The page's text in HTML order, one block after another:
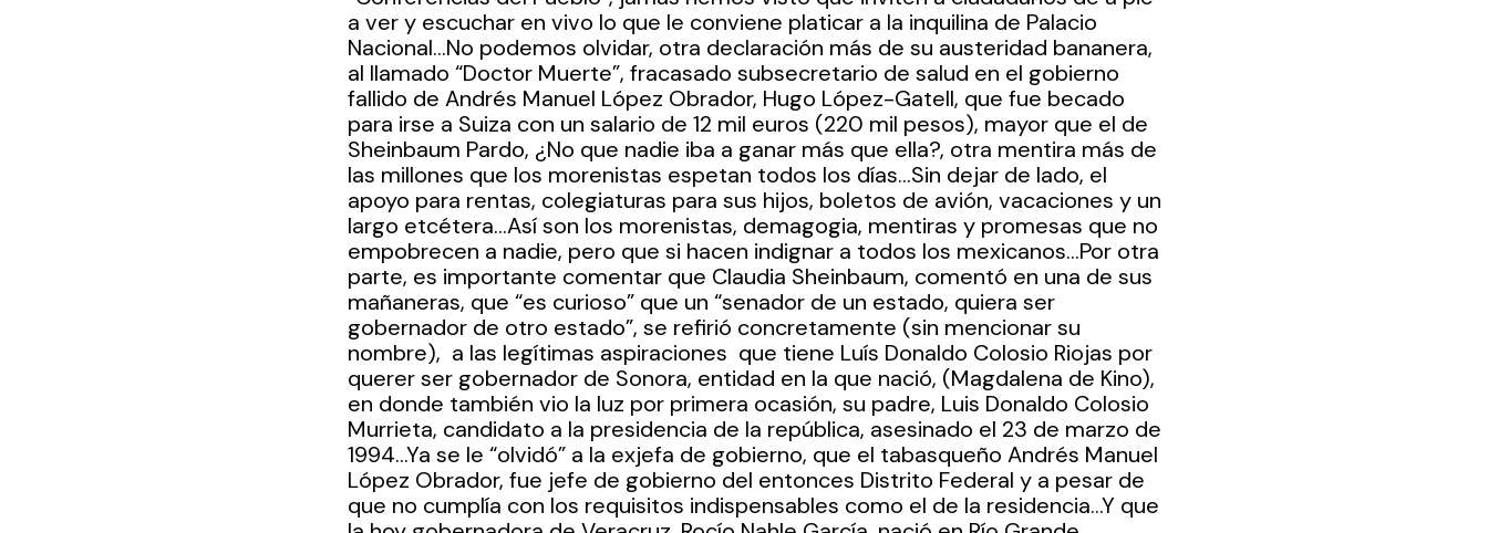
a ver y escuchar en vivo lo que le conviene platicar a la inquilina de Palacio
Nacional…No podemos olvidar, otra declaración más de su austeridad bananera,
al llamado “Doctor Muerte”, fracasado subsecretario de salud en el gobierno
fallido de Andrés Manuel López Obrador, Hugo López-Gatell, que fue becado
para irse a Suiza con un salario de 12 mil euros (220 mil pesos), mayor que el de
Sheinbaum Pardo, ¿No que nadie iba a ganar más que ella?, otra mentira más de
las millones que los morenistas espetan todos los días…Sin dejar de lado, el
apoyo para rentas, colegiaturas para sus hijos, boletos de avión, vacaciones y un
largo etcétera…Así son los morenistas, demagogia, mentiras y promesas que no
empobrecen a nadie, pero que si hacen indignar a todos los mexicanos…Por otra
parte, es importante comentar que Claudia Sheinbaum, comentó en una de sus
mañaneras, que “es curioso” que un “senador de un estado, quiera ser
gobernador de otro estado”, se refirió concretamente (sin mencionar su
nombre),  a las legítimas aspiraciones  que tiene Luís Donaldo Colosio Riojas por
querer ser gobernador de Sonora, entidad en la que nació, (Magdalena de Kino),
en donde también vio la luz por primera ocasión, su padre, Luis Donaldo Colosio
Murrieta, candidato a la presidencia de la república, asesinado el 23 de marzo de
1994…Ya se le “olvidó” a la exjefa de gobierno, que el tabasqueño Andrés Manuel
López Obrador, fue jefe de gobierno del entonces Distrito Federal y a pesar de
que no cumplía con los requisitos indispensables como el de la residencia…Y que